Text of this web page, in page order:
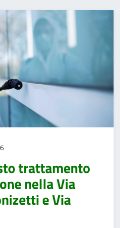
trattamento
nella Via
e Via